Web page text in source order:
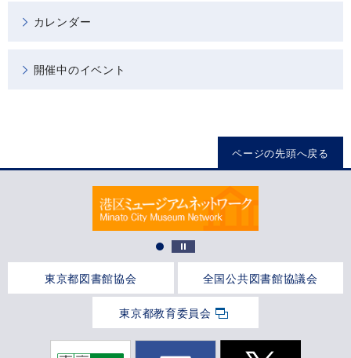
カレンダー
開催中のイベント
ページの先頭へ戻る
東京都図書館協会 全国公共図書館協議会
東京都教育委員会